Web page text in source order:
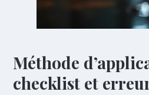
Méthode
checklist et